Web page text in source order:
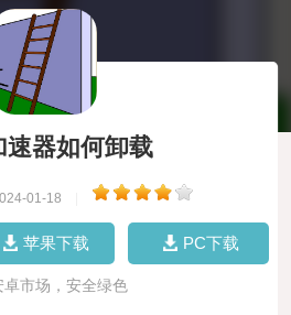
速器如何卸载
01-18
苹果下载 PC下载
卓市场，安全绿色